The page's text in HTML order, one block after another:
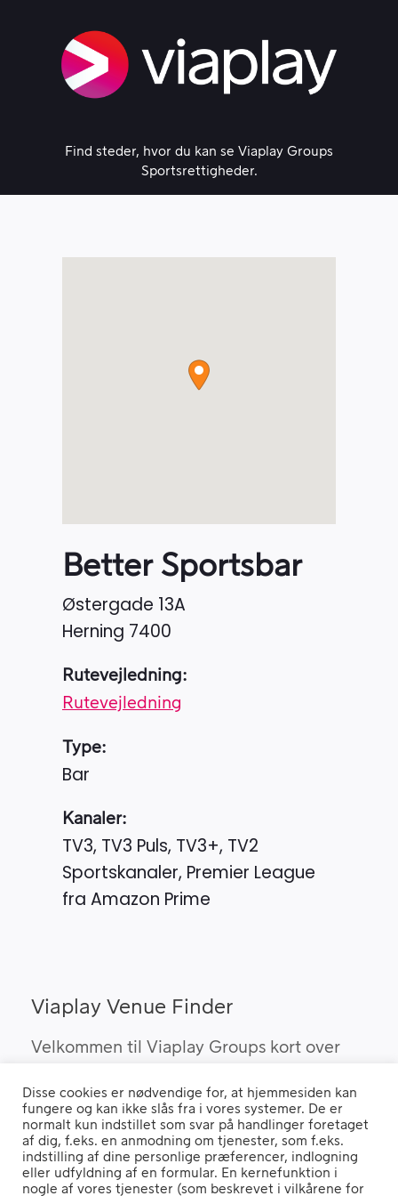
Find steder, hvor du kan se Viaplay Groups
Sportsrettigheder.
Better Sportsbar
Østergade 13A
Herning 7400
Rutevejledning:
Rutevejledning
Type:
Bar
Kanaler:
TV3, TV3 Puls, TV3+, TV2
Sportskanaler, Premier League
fra Amazon Prime
Viaplay Venue Finder
Velkommen til Viaplay Groups kort over
finde barer, pubber og hoteller, som kan
vise Viaplay’s sportsrettigheder i Danmark.
Hvis du benytter en "Ad Blocker" vil du opleve, at siden ikke fungerer
Disse cookies er nødvendige for, at hjemmesiden kan
fungere og kan ikke slås fra i vores systemer. De er
normalt kun indstillet som svar på handlinger foretaget
af dig, f.eks. en anmodning om tjenester, som f.eks.
indstilling af dine personlige præferencer, indlogning
eller udfyldning af en formular. En kernefunktion i
nogle af vores tjenester (som beskrevet i vilkårene for